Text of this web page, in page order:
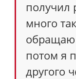
получил
много
потом я
другого